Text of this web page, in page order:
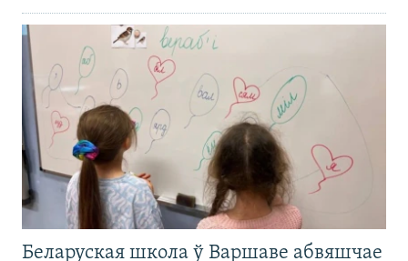
Беларуская школа ў Варшаве абвяшчае